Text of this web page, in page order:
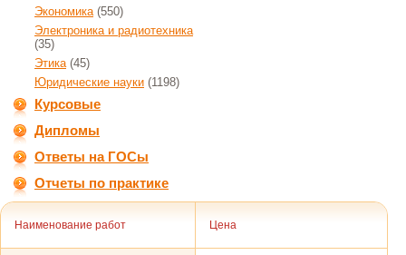
Экономика(550)
Электроника и радиотехника
(35)
Этика(45)
Юридические науки (1198)
Курсовые
Дипломы
Ответы на ГОСы
Отчеты по практике
Наименование работ Цена